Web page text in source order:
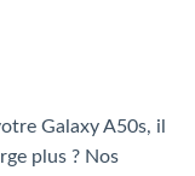
Galaxy A50s, il
plus ? Nos